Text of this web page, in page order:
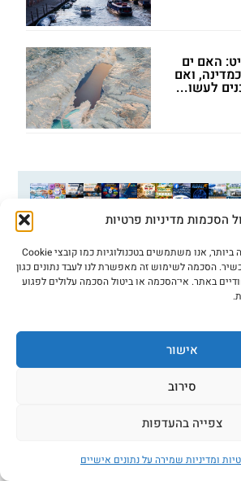
הסכמות מדיניות פרטיות
כדי לספק את החוויה הטובה ביותר, אנו משתמשים בטכנולוגיות כמו קובצי Cookie
הסכמה לשימוש זה מאפשרת לנו לעבד נתונים כגון
באתר. אי־הסכמה או ביטול הסכמה עלולים לפגוע
אישור
סירוב
צפייה בהעדפות
ומדיניות שמירה על נתונים אישיים
האם ים
ואם
לעשו...